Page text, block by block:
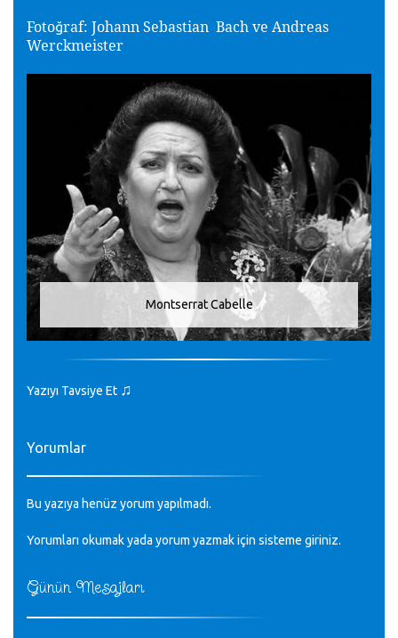
Günün Mesajları
Fotoğraf: Johann Sebastian Bach ve Andreas
Werckmeister
Montserrat Cabelle
Yazıyı Tavsiye Et ♫
Yorumlar
Bu yazıya henüz yorum yapılmadı.
Yorumları okumak yada yorum yazmak için sisteme giriniz.